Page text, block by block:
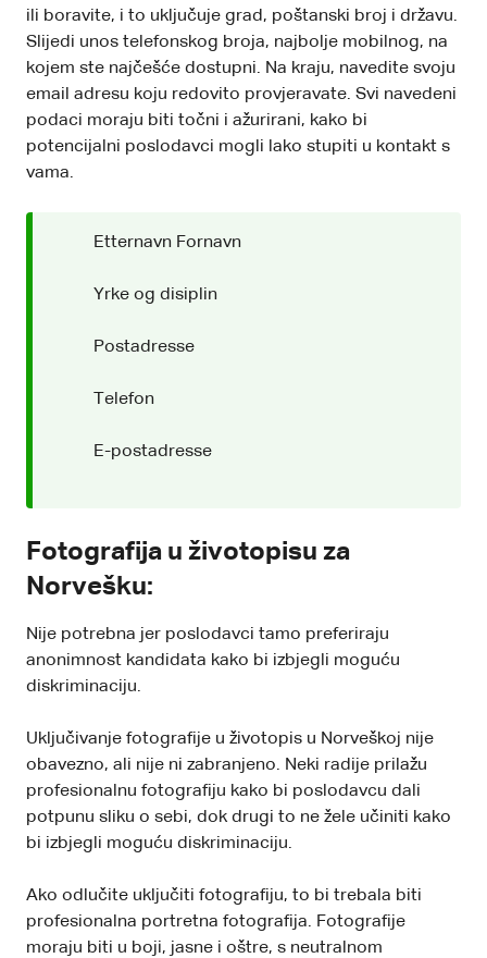
ili boravite, i to uključuje grad, poštanski broj i državu.
Slijedi unos telefonskog broja, najbolje mobilnog, na
kojem ste najčešće dostupni. Na kraju, navedite svoju
email adresu koju redovito provjeravate. Svi navedeni
podaci moraju biti točni i ažurirani, kako bi
potencijalni poslodavci mogli lako stupiti u kontakt s
vama.
Etternavn Fornavn
Yrke og disiplin
Postadresse
Telefon
E-postadresse
Fotografija u životopisu za
Norvešku:
Nije potrebna jer poslodavci tamo preferiraju
anonimnost kandidata kako bi izbjegli moguću
diskriminaciju.
Uključivanje fotografije u životopis u Norveškoj nije
obavezno, ali nije ni zabranjeno. Neki radije prilažu
profesionalnu fotografiju kako bi poslodavcu dali
potpunu sliku o sebi, dok drugi to ne žele učiniti kako
bi izbjegli moguću diskriminaciju.
Ako odlučite uključiti fotografiju, to bi trebala biti
profesionalna portretna fotografija. Fotografije
moraju biti u boji, jasne i oštre, s neutralnom